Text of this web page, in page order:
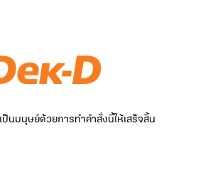
นมนุษย์ด้วยการทำคำสั่งนี้ให้เสร็จสิ้น